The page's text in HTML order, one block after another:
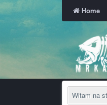
Home
Witam na